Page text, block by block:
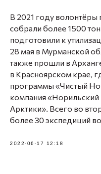
В 2021 году волонтёры
собрали более 1500
подготовили к
28 мая в Мурманской
также прошли в
в Красноярском крае,
программы «Чистый
компания «Норильский
Арктики». Всего во
более 30 экспедиций
2022-06-17 12:18